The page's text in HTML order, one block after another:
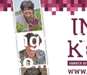
Ingrid
so...